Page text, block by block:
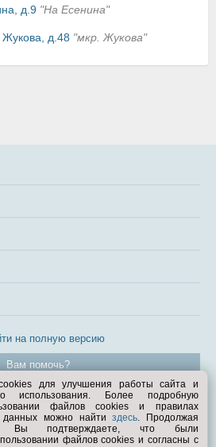
д.9 "На Есенина"
д.48 "мкр. Жукова"
на полную версию
Вам помочь?
1998—2026
для улучшения работы сайта и
использования. Более подробную
файлов cookies и правилах
данных можно найтиздесь. Продолжая
Вы подтверждаете, что были
файлов cookies и согласны с